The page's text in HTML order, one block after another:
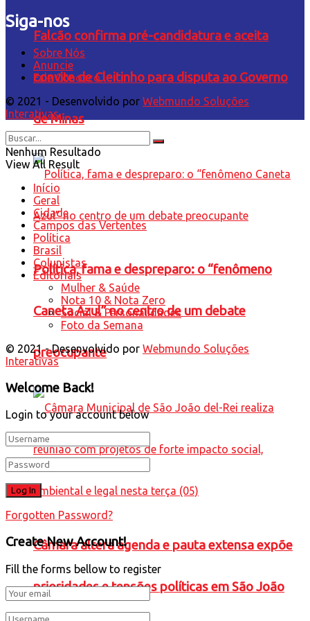
Falcão confirma pré-candidatura e aceita
convite de Cleitinho para disputa ao Governo
de Minas
Política, fama e despreparo: o “fenômeno
Caneta Azul” no centro de um debate
preocupante
Câmara altera agenda e pauta extensa expõe
prioridades e tensões políticas em São João
Siga-nos
Sobre Nós
Anuncie
Fale Conosco
© 2021 - Desenvolvido por Webmundo Soluções
Interativas
Nenhum Resultado
View All Result
Início
Geral
Cidade
Campos das Vertentes
Política
Brasil
Colunistas
Editoriais
Mulher & Saúde
Nota 10 & Nota Zero
Social & Personalidades
Foto da Semana
© 2021 - Desenvolvido por Webmundo Soluções
Interativas
Welcome Back!
Login to your account below
Forgotten Password?
Create New Account!
Fill the forms bellow to register